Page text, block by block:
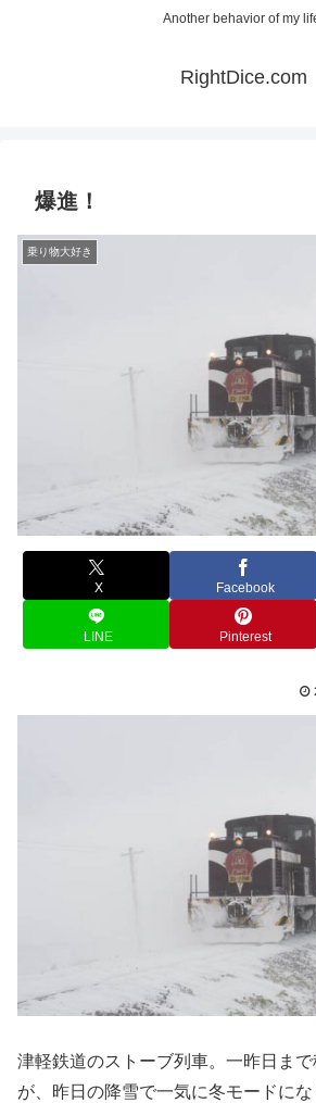
Another behavior of my
RightDice.com
爆進！
乗り物大好き
X Facebook
LINE Pinterest
津軽鉄道のストーブ列車。一昨日ま
が、昨日の降雪で一気に冬モードにな